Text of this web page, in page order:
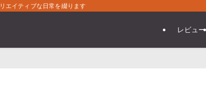
エイティブな日常を綴ります
レビュー